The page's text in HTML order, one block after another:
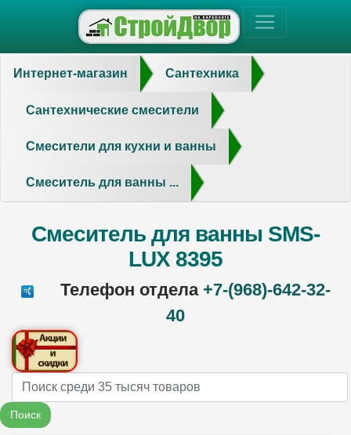
Интернет-магазин Сантехника
Сантехнические смесители
Смесители для кухни и ванны
Смеситель для ванны ...
Смеситель для ванны SMS-
LUX 8395
Телефон отдела +7-(968)-642-32-
40
Name
Поиск